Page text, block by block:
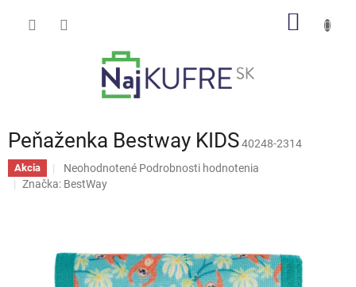
Peňaženka Bestway KIDS40248-2314
Akcia
Priemerné
hodnotenie
5
hviezdičiek.
Neohodnotené Podrobnosti hodnotenia
Značka: BestWay